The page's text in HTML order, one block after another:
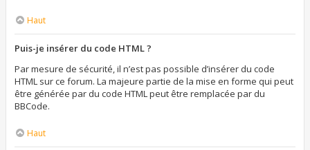
Haut
Puis-je insérer du code HTML ?
Par mesure de sécurité, il n’est pas possible d’insérer du code
HTML sur ce forum. La majeure partie de la mise en forme qui peut
être générée par du code HTML peut être remplacée par du
BBCode.
Haut